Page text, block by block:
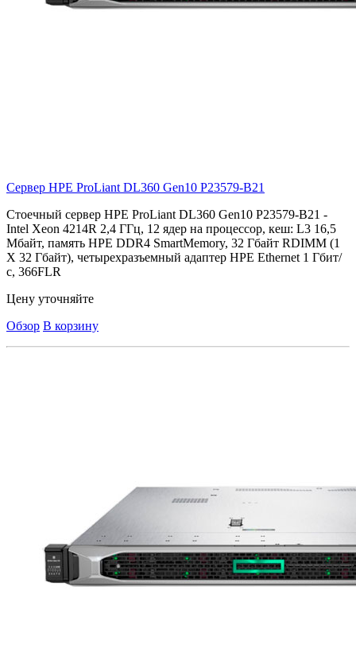
Сервер HPE ProLiant DL360 Gen10 P23579-B21
Стоечный сервер HPE ProLiant DL360 Gen10 P23579-B21 -
Intel Xeon 4214R 2,4 ГГц, 12 ядер на процессор, кеш: L3 16,5
Мбайт, память HPE DDR4 SmartMemory, 32 Гбайт RDIMM (1
X 32 Гбайт), четырехразъемный адаптер HPE Ethernet 1 Гбит/
с, 366FLR
Цену уточняйте
Обзор В корзину